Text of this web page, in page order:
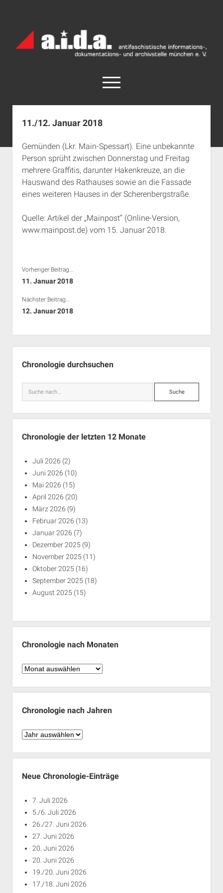
Archiv
München
open
menu
facebook
rss info@aida-archiv.de
Aktuelles
Termine
open
dropdown
menu
Antifaschistische Termine im Süden
Antifaschistische Termine in München
Rechte Termine im Süden
Rechte Termine München
Chronologie
Das Archiv
open
menu
a.i.d.a. e. V. unterstützen
Über a.i.d.a.
Impressum
11./12. Januar 2018
Gemünden (Lkr. Main-Spessart). Eine unbekannte
Person sprüht zwischen Donnerstag und Freitag
mehrere Graffitis, darunter Hakenkreuze, an die
Hauswand des Rathauses sowie an die Fassade
eines weiteren Hauses in der Scherenbergstraße.
Quelle: Artikel der „Mainpost“ (Online-Version,
www.mainpost.de) vom 15. Januar 2018.
Vorheriger Beitrag...
11. Januar 2018
Nächster Beitrag...
12. Januar 2018
Chronologie durchsuchen
Suche
Chronologie der letzten 12 Monate
Juli 2026 (2)
Juni 2026 (10)
Mai 2026 (15)
April 2026 (20)
März 2026 (9)
Februar 2026 (13)
Januar 2026 (7)
Dezember 2025 (9)
November 2025 (11)
Oktober 2025 (16)
September 2025 (18)
August 2025 (15)
Chronologie nach Monaten
Chronologie
Monaten
Chronologie nach Jahren
Chronologie
Jahren
Neue Chronologie-Einträge
7. Juli 2026
5./6. Juli 2026
26./27. Juni 2026
27. Juni 2026
20. Juni 2026
20. Juni 2026
19./20. Juni 2026
17./18. Juni 2026